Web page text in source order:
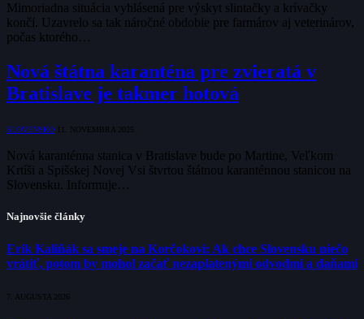
Mimoriadna situácia vyhlásená pre výskyt slintačky a krívačky
končí. Uzavrelo sa tak náročné obdobie pre farmárov aj veterinárov,
počas ktorého…
Nová štátna karanténa pre zvieratá v
Bratislave je takmer hotová
SLOVENSKO 11. NOVEMBRA 2025
Nová karanténna stanica v Bratislave bude po Martine, Veľkom
Krtíši a Spišskej Novej Vsi štvrtou štátnou karanténnou stanicou na
Slovensku. Informuje…
Najnovšie články
Erik Kaliňák sa smeje na Korčokovi: Ak chce Slovensku niečo
vrátiť, potom by mohol začať nezaplatenými odvodmi a daňami
7. AUGUSTA 2026